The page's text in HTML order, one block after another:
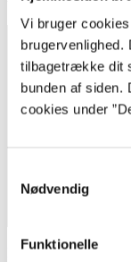
Vi bruger
tilbagetrække dit
bunden af siden.
cookies under
Nødvendig
Funktionelle
FIFA 15